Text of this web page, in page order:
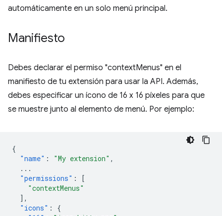
automáticamente en un solo menú principal.
Manifiesto
Debes declarar el permiso "contextMenus" en el
manifiesto de tu extensión para usar la API. Además,
debes especificar un ícono de 16 x 16 píxeles para que
se muestre junto al elemento de menú. Por ejemplo:
{
"name" : "My extension" ,
...
"permissions" :
[
"contextMenus"
],
"icons" :
{